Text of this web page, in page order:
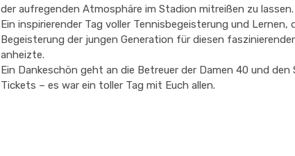
der aufregenden Atmosphäre im Stadion mitreißen zu lassen.
Ein inspirierender Tag voller Tennisbegeisterung und Lernen,
Begeisterung der jungen Generation für diesen
anheizte.
Ein Dankeschön geht an die Betreuer der Damen 40 und den
Tickets – es war ein toller Tag mit Euch allen.